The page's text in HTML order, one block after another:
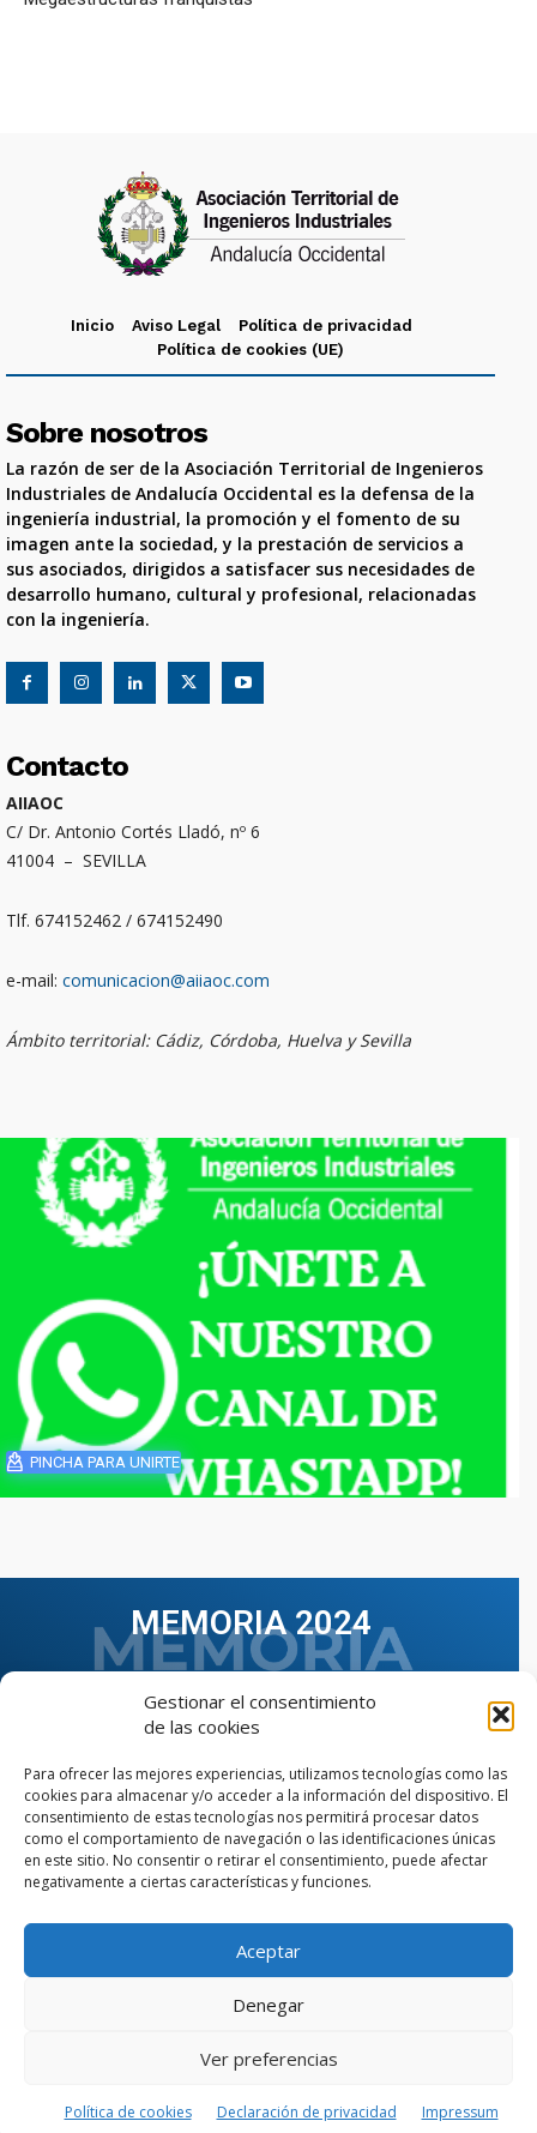
Gestionar el consentimiento
de las cookies
Para ofrecer las mejores experiencias, utilizamos tecnologías como las
cookies para almacenar y/o acceder a la información del dispositivo. El
consentimiento de estas tecnologías nos permitirá procesar datos
como el comportamiento de navegación o las identificaciones únicas
en este sitio. No consentir o retirar el consentimiento, puede afectar
negativamente a ciertas características y funciones.
Aceptar
Denegar
Ver preferencias
Política de cookies Declaración de privacidad Impressum
Inicio Aviso Legal
Política de privacidad
Política de cookies (UE)
Sobre nosotros
La razón de ser de la Asociación Territorial de Ingenieros
Industriales de Andalucía Occidental es la defensa de la
ingeniería industrial, la promoción y el fomento de su
imagen ante la sociedad, y la prestación de servicios a
sus asociados, dirigidos a satisfacer sus necesidades de
desarrollo humano, cultural y profesional, relacionadas
con la ingeniería.
Contacto
AIIAOC
C/ Dr. Antonio Cortés Lladó, nº 6
41004 – SEVILLA
Tlf. 674152462 / 674152490
e-mail: comunicacion@aiiaoc.com
Ámbito territorial: Cádiz, Córdoba, Huelva y Sevilla
PINCHA PARA UNIRTE
MEMORIA 2024
VER TODAS LAS MEMORIAS
© Copyright © 2023 AIIAOC - Asociación Territorial de
Ingenieros Industriales de Andalucía Occidental. Página
AIIAOC.